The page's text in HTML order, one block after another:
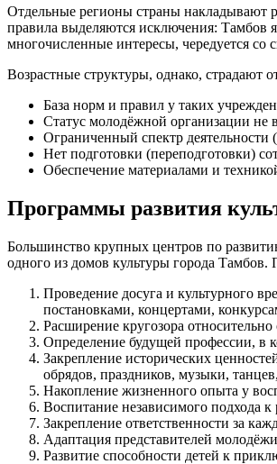
Отдельные регионы страны накладывают
правила выделяются исключения: Тамбов
многочисленные интересы, чередуется
Возрастные структуры, однако, страдают
База норм и правил у таких
Статус молодёжной организации не
Ограниченный спектр деятельности
Нет подготовки (переподготовки)
Обеспечение материалами и
Программы развития
Большинство крупных центров по
одного из домов культуры города
Проведение досуга и культурного
постановками, концертами,
Расширение кругозора
Определение будущей профессии, в
Закрепление исторических
обрядов, праздников, музыки,
Накопление жизненного опыта у
Воспитание независимого подхода
Закрепление ответственности за
Адаптация представителей
Развитие способности детей к